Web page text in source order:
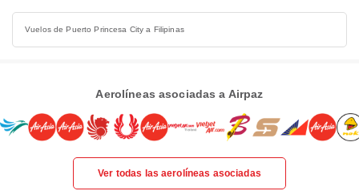
Vuelos de Puerto Princesa City a Filipinas
Aerolíneas asociadas a Airpaz
Ver todas las aerolíneas asociadas